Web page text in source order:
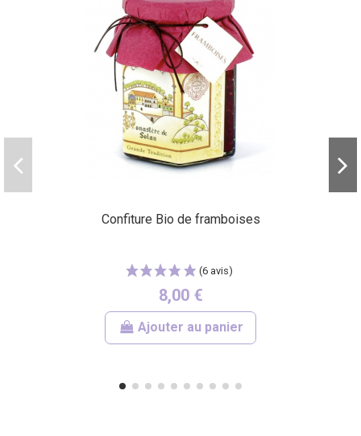
Confiture Bio de framboises
8,00 €
Ajouter au panier